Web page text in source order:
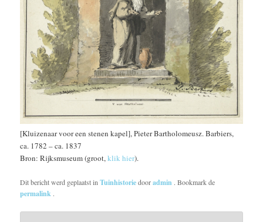
[Kluizenaar voor een stenen kapel], Pieter Bartholomeusz. Barbiers,
ca. 1782 – ca. 1837
Bron: Rijksmuseum (groot,klik hier).
Dit bericht werd geplaatst inTuinhistoriedooradmin . Bookmark de
permalink .